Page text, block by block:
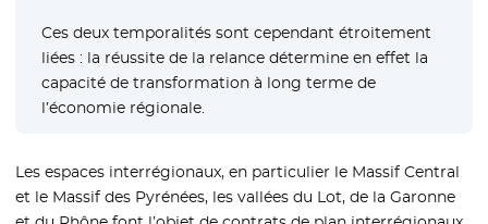
Ces deux temporalités sont cependant étroitement
liées : la réussite de la relance détermine en effet la
capacité de transformation à long terme de
l’économie régionale.
Les espaces interrégionaux, en particulier le Massif Central
et le Massif des Pyrénées, les vallées du Lot, de la Garonne